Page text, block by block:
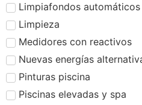
Limpiafondos automáticos
Limpieza
Medidores con reactivos
Nuevas energías
Pinturas piscina
Piscinas elevadas y spa